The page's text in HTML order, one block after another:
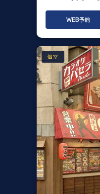
WEB予約
個室